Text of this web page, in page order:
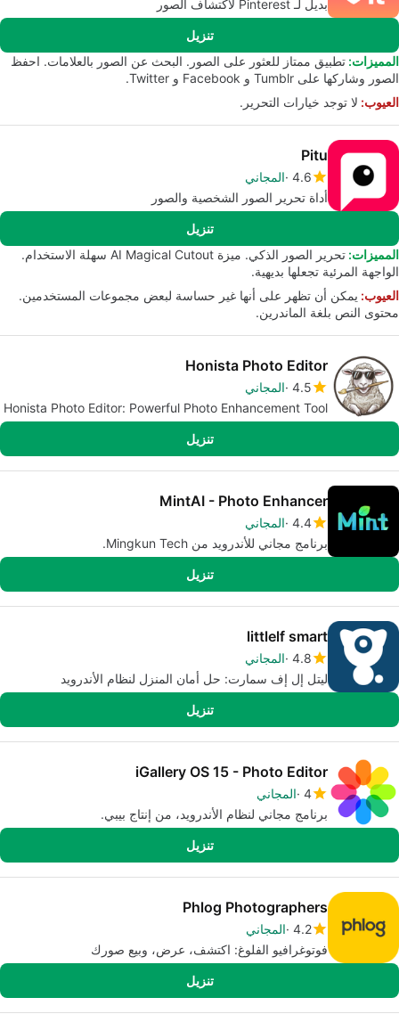
بديل لـ Pinterest لاكتشاف الصور
تنزيل
المميزات: تطبيق ممتاز للعثور على الصور. البحث عن الصور بالعلامات. احفظ
الصور وشاركها على Tumblr و Facebook و Twitter.
العيوب: لا توجد خيارات التحرير.
Pitu
4.6 المجاني
أداة تحرير الصور الشخصية والصور
تنزيل
المميزات:
تحرير الصور الذكي. ميزة AI Magical Cutout سهلة الاستخدام.
الواجهة المرئية تجعلها بديهية.
العيوب: يمكن أن تظهر على أنها غير حساسة لبعض مجموعات المستخدمين.
محتوى النص بلغة الماندرين.
Honista Photo Editor
4.5 المجاني
Honista Photo Editor: Powerful Photo Enhancement Tool
تنزيل
MintAI - Photo Enhancer
4.4 المجاني
برنامج مجاني للأندرويد من Mingkun Tech.
تنزيل
littlelf smart
4.8 المجاني
ليتل إل إف سمارت: حل أمان المنزل لنظام الأندرويد
تنزيل
iGallery OS 15 - Photo Editor
4 المجاني
برنامج مجاني لنظام الأندرويد، من إنتاج بيبي.
تنزيل
Phlog Photographers
4.2 المجاني
فوتوغرافيو الفلوغ: اكتشف، عرض، وبيع صورك
تنزيل